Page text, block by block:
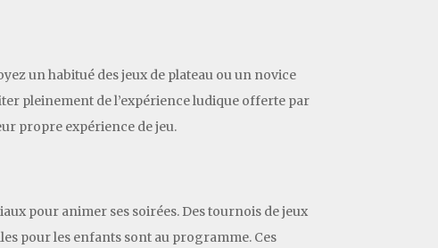
un habitué des jeux de plateau ou un novice
pleinement de l’expérience ludique offerte par
propre expérience de jeu.
pour animer ses soirées. Des tournois de jeux
pour les enfants sont au programme. Ces